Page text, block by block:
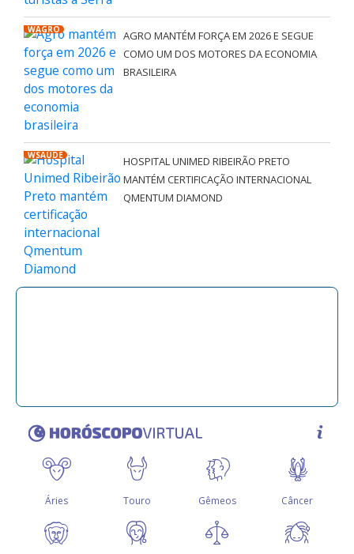
WAGRO
AGRO MANTÉM FORÇA EM 2026 E SEGUE
COMO UM DOS MOTORES DA ECONOMIA
BRASILEIRA
WSAÚDE
HOSPITAL UNIMED RIBEIRÃO PRETO
MANTÉM CERTIFICAÇÃO INTERNACIONAL
QMENTUM DIAMOND